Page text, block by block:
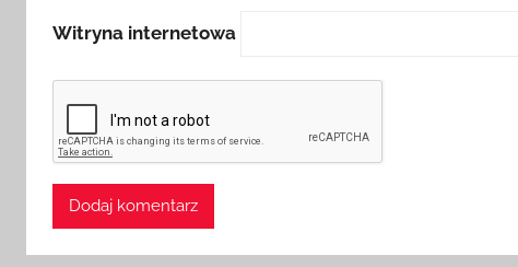
Witryna internetowa